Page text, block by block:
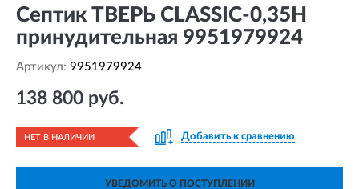
Септик ТВЕРЬ CLASSIC-0,35Н
принудительная 9951979924
Артикул: 9951979924
138 800 руб.
НЕТ В НАЛИЧИИ Добавить к сравнению
УВЕДОМИТЬ О ПОСТУПЛЕНИИ